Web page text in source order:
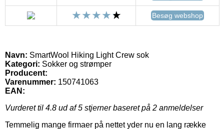
Besøg webshop
Navn: SmartWool Hiking Light Crew sok
Kategori: Sokker og strømper
Producent:
Varenummer: 150741063
EAN:
Vurderet til 4.8 ud af 5 stjerner baseret på 2 anmeldelser
Temmelig mange firmaer på nettet yder nu en lang række